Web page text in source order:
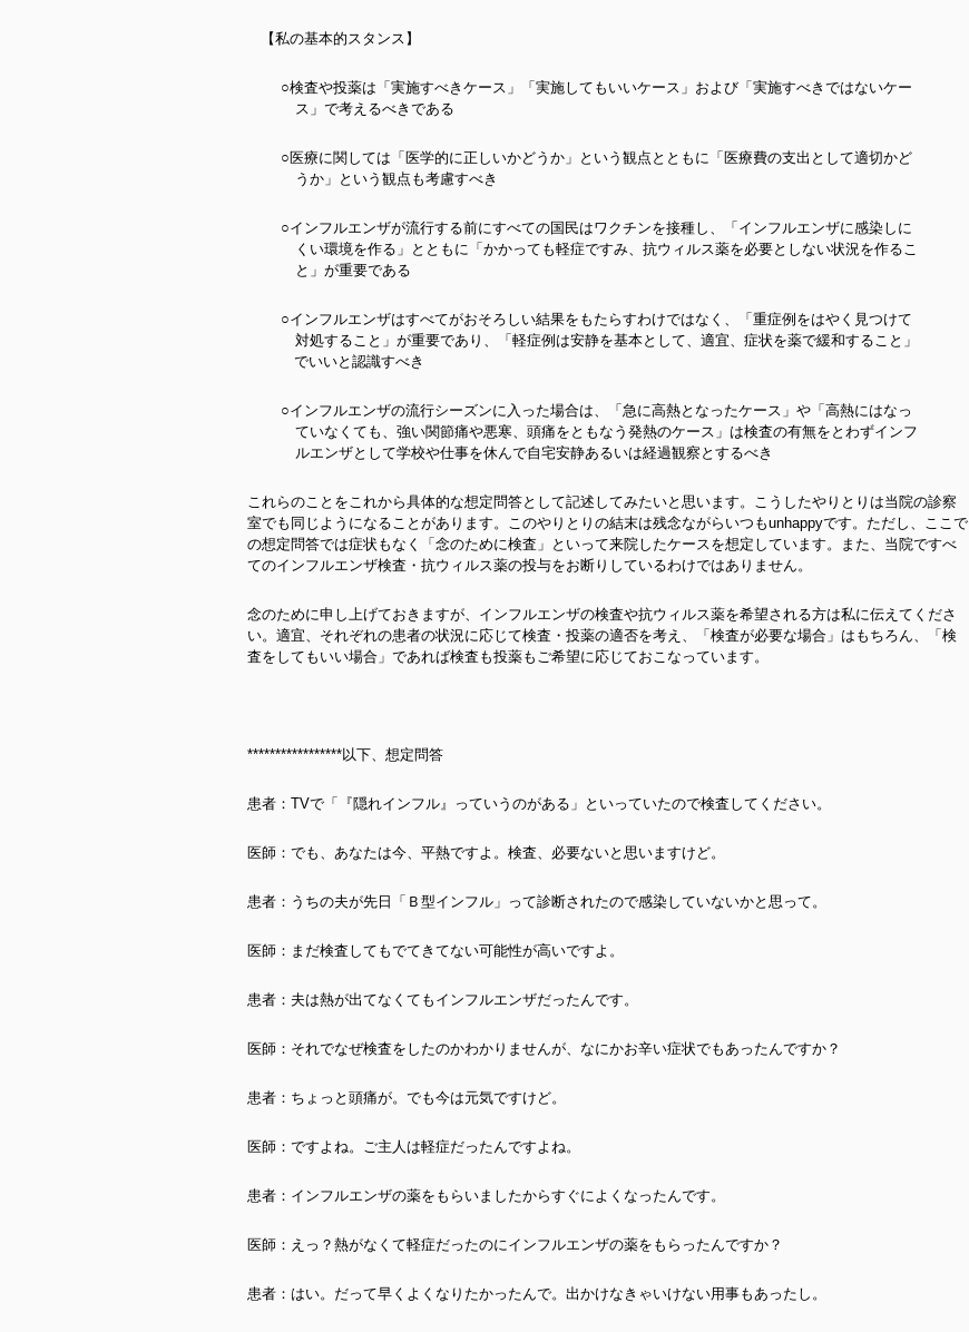
【私の基本的スタンス】
○検査や投薬は「実施すべきケース」「実施してもいいケース」および「実施すべきではないケー
ス」で考えるべきである
○医療に関しては「医学的に正しいかどうか」という観点とともに「医療費の支出として適切かど
うか」という観点も考慮すべき
○インフルエンザが流行する前にすべての国民はワクチンを接種し、「インフルエンザに感染しに
くい環境を作る」とともに「かかっても軽症ですみ、抗ウィルス薬を必要としない状況を作るこ
と」が重要である
○インフルエンザはすべてがおそろしい結果をもたらすわけではなく、「重症例をはやく見つけて
対処すること」が重要であり、「軽症例は安静を基本として、適宜、症状を薬で緩和すること」
でいいと認識すべき
○インフルエンザの流行シーズンに入った場合は、「急に高熱となったケース」や「高熱にはなっ
ていなくても、強い関節痛や悪寒、頭痛をともなう発熱のケース」は検査の有無をとわずインフ
ルエンザとして学校や仕事を休んで自宅安静あるいは経過観察とするべき
これらのことをこれから具体的な想定問答として記述してみたいと思います。こうしたやりとりは当院の診察
室でも同じようになることがあります。このやりとりの結末は残念ながらいつもunhappyです。ただし、ここで
の想定問答では症状もなく「念のために検査」といって来院したケースを想定しています。また、当院ですべ
てのインフルエンザ検査・抗ウィルス薬の投与をお断りしているわけではありません。
念のために申し上げておきますが、インフルエンザの検査や抗ウィルス薬を希望される方は私に伝えてくださ
い。適宜、それぞれの患者の状況に応じて検査・投薬の適否を考え、「検査が必要な場合」はもちろん、「検
査をしてもいい場合」であれば検査も投薬もご希望に応じておこなっています。
*****************以下、想定問答
患者：TVで「『隠れインフル』っていうのがある」といっていたので検査してください。
医師：でも、あなたは今、平熱ですよ。検査、必要ないと思いますけど。
患者：うちの夫が先日「Ｂ型インフル」って診断されたので感染していないかと思って。
医師：まだ検査してもでてきてない可能性が高いですよ。
患者：夫は熱が出てなくてもインフルエンザだったんです。
医師：それでなぜ検査をしたのかわかりませんが、なにかお辛い症状でもあったんですか？
患者：ちょっと頭痛が。でも今は元気ですけど。
医師：ですよね。ご主人は軽症だったんですよね。
患者：インフルエンザの薬をもらいましたからすぐによくなったんです。
医師：えっ？熱がなくて軽症だったのにインフルエンザの薬をもらったんですか？
患者：はい。だって早くよくなりたかったんで。出かけなきゃいけない用事もあったし。